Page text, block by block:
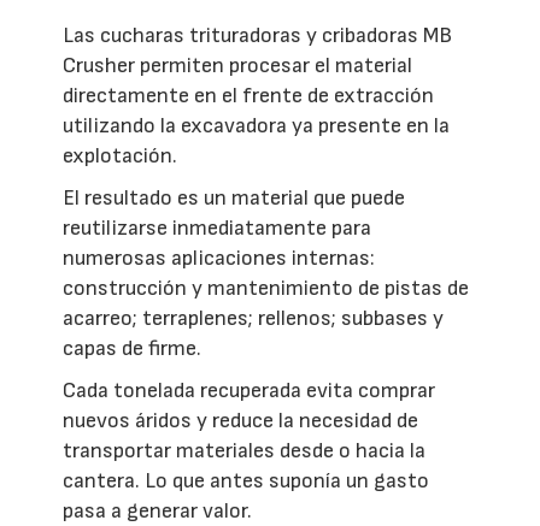
Las cucharas trituradoras y cribadoras MB
Crusher permiten procesar el material
directamente en el frente de extracción
utilizando la excavadora ya presente en la
explotación.
El resultado es un material que puede
reutilizarse inmediatamente para
numerosas aplicaciones internas:
construcción y mantenimiento de pistas de
acarreo; terraplenes; rellenos; subbases y
capas de firme.
Cada tonelada recuperada evita comprar
nuevos áridos y reduce la necesidad de
transportar materiales desde o hacia la
cantera. Lo que antes suponía un gasto
pasa a generar valor.